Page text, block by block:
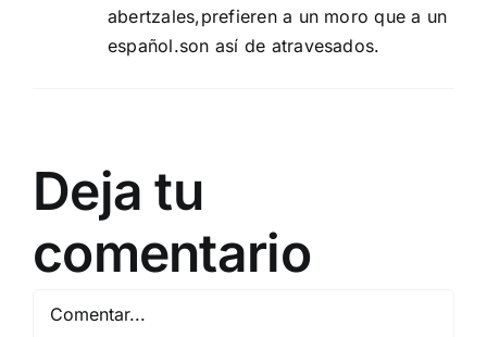
abertzales,prefieren a un moro que a un
español.son así de atravesados.
Deja tu
comentario
Comentar